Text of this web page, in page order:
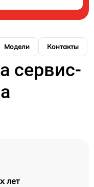
Модели Контакты
сервис-
лет